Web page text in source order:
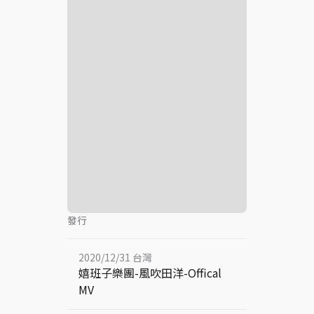
發行
2020/12/31 台灣
嬉班子樂團-風吹田洋-Offical
MV